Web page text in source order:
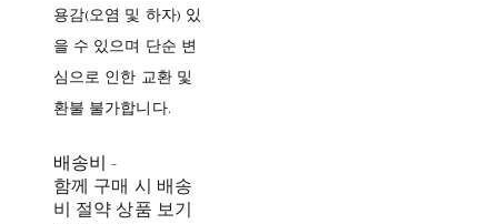
용감(오염 및 하자) 있
을 수 있으며 단순 변
심으로 인한 교환 및
환불 불가합니다.
배송비-
함께 구매 시 배송
비 절약 상품 보기